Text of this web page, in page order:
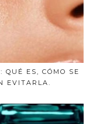
ES, CÓMO SE
EVITARLA.